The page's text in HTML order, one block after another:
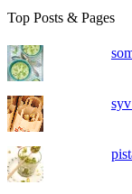
Top Posts & Pages